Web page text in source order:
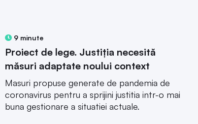
9 minute
Proiect de lege. Justiția necesită
măsuri adaptate noului context
Masuri propuse generate de pandemia de
coronavirus pentru a sprijini justitia intr-o mai
buna gestionare a situatiei actuale.